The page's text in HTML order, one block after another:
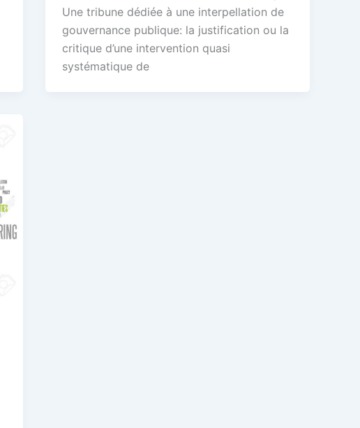
Une tribune dédiée à une interpellation de
gouvernance publique: la justification ou la
critique d’une intervention quasi
systématique de